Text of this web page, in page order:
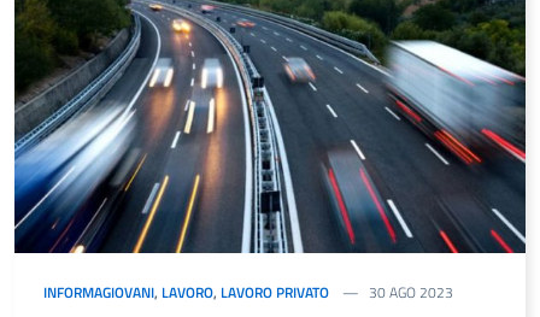
INFORMAGIOVANI, LAVORO, LAVORO PRIVATO 30 AGO 2023